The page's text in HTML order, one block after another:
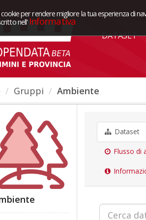
per rendere migliore la tua esperienza di
nell' Informativa
DATASET
Gruppi Ambiente
Dataset
Flusso di